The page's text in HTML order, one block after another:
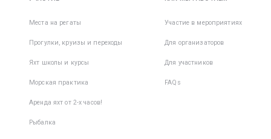
Места на регаты
Прогулки, круизы и переходы
Яхт школы и курсы
Морская практика
Аренда яхт от 2-х часов!
Рыбалка
Участие в мероприятиях
Для организаторов
Для участников
FAQs